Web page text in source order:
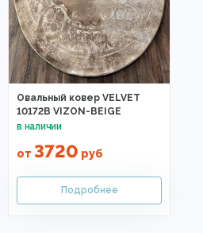
Овальный ковер VELVET
10172B VIZON-BEIGE
от 3720 руб